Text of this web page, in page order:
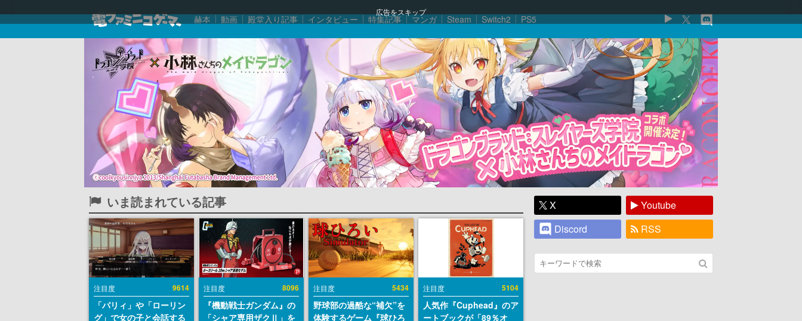
広告をスキップ
赫本 動画 殿堂入り記事 インタビュー 特集記事 マンガ Steam Switch2 PS5
いま読まれている記事
注目度 9614
「パリィ」や「ローリン
グ」で女の子と会話する
注目度 8096
『機動戦士ガンダム』の
「シャア専用ザクⅡ」を
注目度 5434
野球部の過酷な“補欠”を
体験するゲーム『球ひろ
注目度 5104
人気作『Cuphead』のア
ートブックが「89％オ
X
Youtube
Discord
RSS